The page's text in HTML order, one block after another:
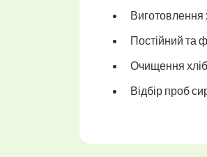
Виготовлення
Постійний та
Очищення
Відбір проб